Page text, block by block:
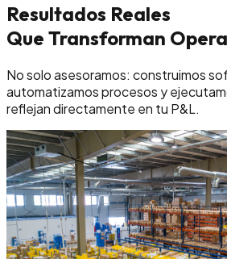
Resultados Reales
Que Transforman
No solo asesoramos: construimos
automatizamos procesos y
reflejan directamente en tu P&L.